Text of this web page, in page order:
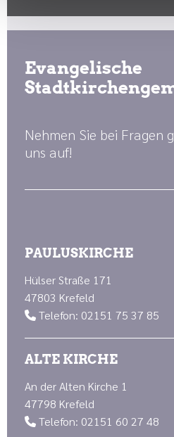
Evangelische
Nehmen Sie bei Fragen
uns auf!
PAULUSKIRCHE
Hülser Straße 171
47803 Krefeld
 Telefon: 02151 75 37 85
ALTE KIRCHE
An der Alten Kirche 1
47798 Krefeld
 Telefon: 02151 60 27 48